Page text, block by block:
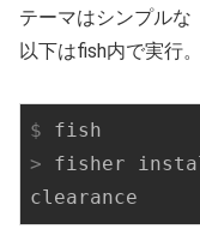
テーマはシンプルな
以下はfish内で実行。
$ fish
> fisher
clearance